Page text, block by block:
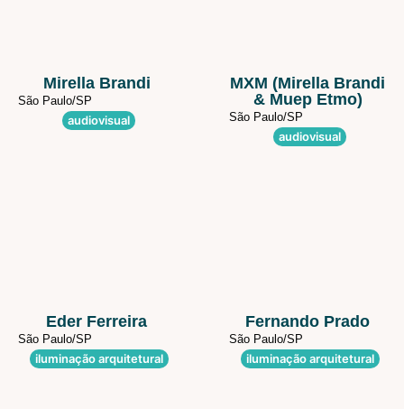
Mirella Brandi
São Paulo/SP
audiovisual
MXM (Mirella Brandi
& Muep Etmo)
São Paulo/SP
audiovisual
Eder Ferreira
São Paulo/SP
iluminação arquitetural
Fernando Prado
São Paulo/SP
iluminação arquitetural